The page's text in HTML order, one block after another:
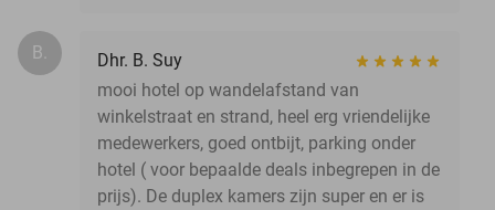
B.
Dhr. B. Suy
mooi hotel op wandelafstand van
winkelstraat en strand, heel erg vriendelijke
medewerkers, goed ontbijt, parking onder
hotel ( voor bepaalde deals inbegrepen in de
prijs). De duplex kamers zijn super en er is